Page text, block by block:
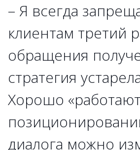
– Я всегда
клиентам третий
обращения
стратегия
Хорошо
диалога можно